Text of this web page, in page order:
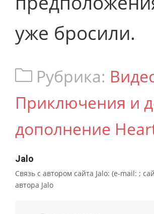
уже бросили.
Рубрика:
Приключения и
дополнение
Jalo
Связь с автором сайта Jalo: (e-mail: ;
автора Jalo